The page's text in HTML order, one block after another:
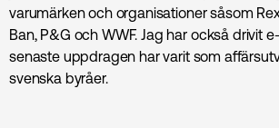
varumärken och organisationer såsom
Ban, P&G och WWF. Jag har också drivit
senaste uppdragen har varit som
svenska byråer.